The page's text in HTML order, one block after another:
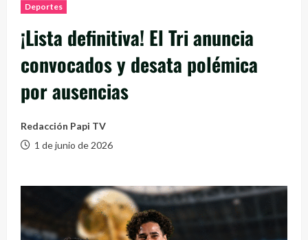
Deportes
¡Lista definitiva! El Tri anuncia
convocados y desata polémica
por ausencias
Redacción Papi TV
1 de junio de 2026